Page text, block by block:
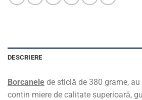
DESCRIERE
Borcanele de sticlă de 380 grame,
contin miere de calitate superioară,